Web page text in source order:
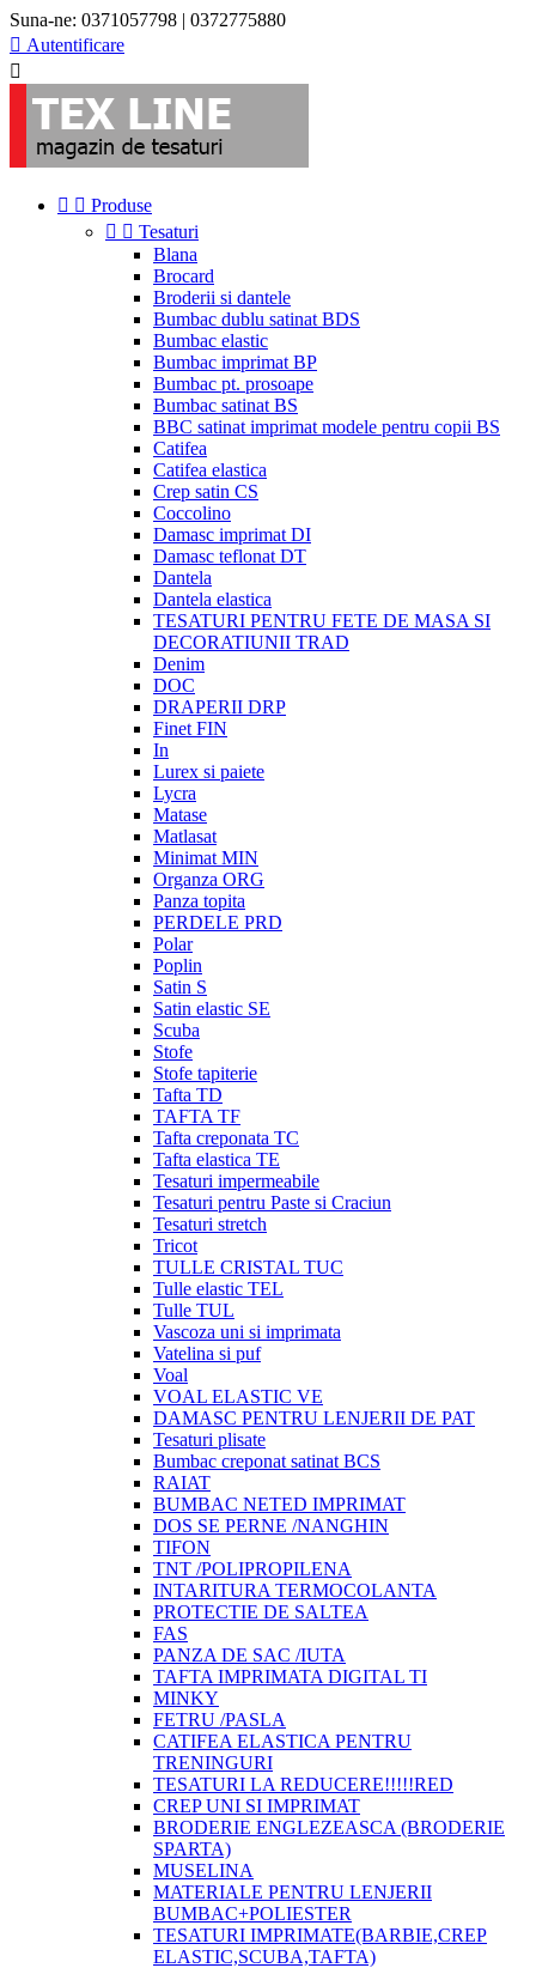
Suna-ne: 0371057798 | 0372775880
 Autentificare

  Produse
  Tesaturi
Blana
Brocard
Broderii si dantele
Bumbac dublu satinat BDS
Bumbac elastic
Bumbac imprimat BP
Bumbac pt. prosoape
Bumbac satinat BS
BBC satinat imprimat modele pentru copii BS
Catifea
Catifea elastica
Crep satin CS
Coccolino
Damasc imprimat DI
Damasc teflonat DT
Dantela
Dantela elastica
TESATURI PENTRU FETE DE MASA SI
DECORATIUNII TRAD
Denim
DOC
DRAPERII DRP
Finet FIN
In
Lurex si paiete
Lycra
Matase
Matlasat
Minimat MIN
Organza ORG
Panza topita
PERDELE PRD
Polar
Poplin
Satin S
Satin elastic SE
Scuba
Stofe
Stofe tapiterie
Tafta TD
TAFTA TF
Tafta creponata TC
Tafta elastica TE
Tesaturi impermeabile
Tesaturi pentru Paste si Craciun
Tesaturi stretch
Tricot
TULLE CRISTAL TUC
Tulle elastic TEL
Tulle TUL
Vascoza uni si imprimata
Vatelina si puf
Voal
VOAL ELASTIC VE
DAMASC PENTRU LENJERII DE PAT
Tesaturi plisate
Bumbac creponat satinat BCS
RAIAT
BUMBAC NETED IMPRIMAT
DOS SE PERNE /NANGHIN
TIFON
TNT /POLIPROPILENA
INTARITURA TERMOCOLANTA
PROTECTIE DE SALTEA
FAS
PANZA DE SAC /IUTA
TAFTA IMPRIMATA DIGITAL TI
MINKY
FETRU /PASLA
CATIFEA ELASTICA PENTRU
TRENINGURI
TESATURI LA REDUCERE!!!!!RED
CREP UNI SI IMPRIMAT
BRODERIE ENGLEZEASCA (BRODERIE
SPARTA)
MUSELINA
MATERIALE PENTRU LENJERII
BUMBAC+POLIESTER
TESATURI IMPRIMATE(BARBIE,CREP
ELASTIC,SCUBA,TAFTA)